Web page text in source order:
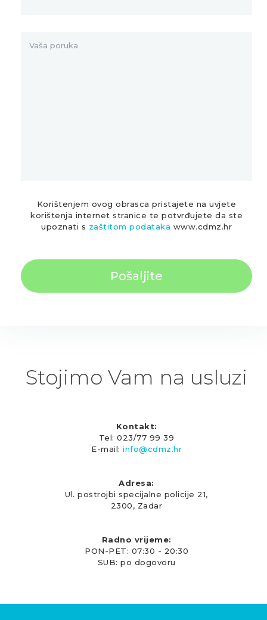
Korištenjem ovog obrasca pristajete na uvjete
korištenja internet stranice te potvrđujete da ste
upoznati s zaštitom podataka www.cdmz.hr
Stojimo Vam na usluzi
Kontakt:
Tel: 023/77 99 39
E-mail: info@cdmz.hr
Adresa:
Ul. postrojbi specijalne policije 21,
2300, Zadar
Radno vrijeme:
PON-PET: 07:30 - 20:30
SUB: po dogovoru